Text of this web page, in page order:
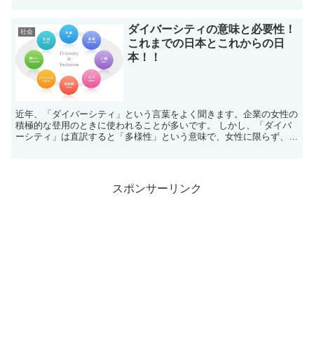
社会
ダイバーシティの意味と必要性！
これまでの日本とこれからの日
本！！
近年、「ダイバーシティ」という言葉をよく聞きます。企業の女性の
積極的な登用のときに使われることが多いです。 しかし、「ダイバ
ーシティ」は直訳すると「多様性」という意味で、女性に限らず、年
スポンサーリンク